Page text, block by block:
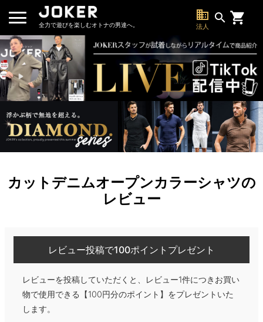
全力で遊びを楽しむオトナの男達へ。
business
法人
search
カットデニムオープンカラーシャツの
レビュー
レビュー投稿で100ポイントプレゼント
レビューを投稿していただくと、レビュー1件につきお買い
物で使用できる【100円分のポイント】をプレゼントいた
します。